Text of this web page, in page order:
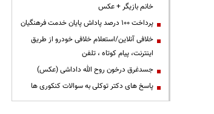
خانم بازیگر + عکس
پرداخت ۱۰۰ درصد پاداش پایان خدمت فرهنگیان
خلافی آنلاین/استعلام خلافی خودرو از طریق
اینترنت، پیام کوتاه ، تلفن
جسدغرق درخون روح الله داداشی (عکس)
پاسخ های دکتر توکلی به سوالات کنکوری ها